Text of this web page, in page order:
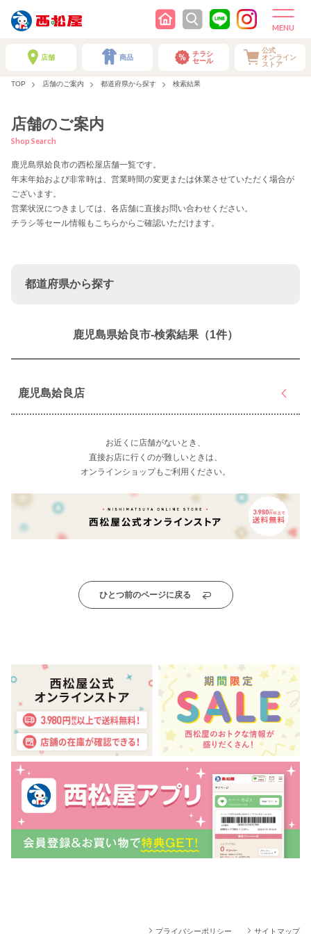
店舗 商品
チラシ
セール
公式
オンライン
ストア
TOP 店舗のご案内 都道府県から探す 検索結果
店舗のご案内
Shop Search
鹿児島県姶良市の西松屋店舗一覧です。
年末年始および非常時は、営業時間の変更または休業させていただく場合が
ございます。
営業状況につきましては、各店舗に直接お問い合わせください。
チラシ等セール情報もこちらからご確認いただけます。
都道府県から探す
鹿児島県姶良市-検索結果（1件）
鹿児島姶良店
お近くに店舗がないとき、
直接お店に行くのが難しいときは、
オンラインショップもご利用ください。
ひとつ前のページに戻る
プライバシーポリシー サイトマップ